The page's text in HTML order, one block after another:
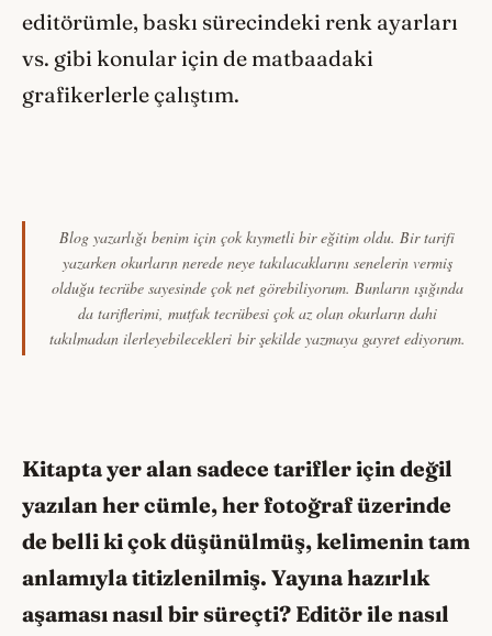
editörümle, baskı sürecindeki renk ayarları
vs. gibi konular için de matbaadaki
grafikerlerle çalıştım.
Blog yazarlığı benim için çok kıymetli bir eğitim oldu. Bir tarifi
yazarken okurların nerede neye takılacaklarını senelerin vermiş
olduğu tecrübe sayesinde çok net görebiliyorum. Bunların ışığında
da tariflerimi, mutfak tecrübesi çok az olan okurların dahi
takılmadan ilerleyebilecekleri bir şekilde yazmaya gayret ediyorum.
Kitapta yer alan sadece tarifler için değil
yazılan her cümle, her fotoğraf üzerinde
de belli ki çok düşünülmüş, kelimenin tam
anlamıyla titizlenilmiş. Yayına hazırlık
aşaması nasıl bir süreçti? Editör ile nasıl